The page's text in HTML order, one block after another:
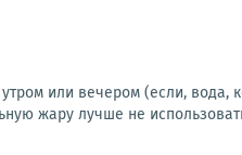
или вечером (если,
жару лучше не